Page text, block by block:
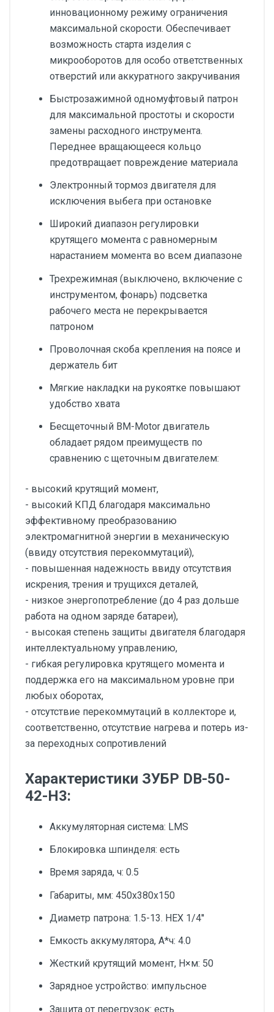
инновационному режиму ограничения
максимальной скорости. Обеспечивает
возможность старта изделия с
микрооборотов для особо ответственных
отверстий или аккуратного закручивания
Быстрозажимной одномуфтовый патрон
для максимальной простоты и скорости
замены расходного инструмента.
Переднее вращающееся кольцо
предотвращает повреждение материала
Электронный тормоз двигателя для
исключения выбега при остановке
Широкий диапазон регулировки
крутящего момента с равномерным
нарастанием момента во всем диапазоне
Трехрежимная (выключено, включение с
инструментом, фонарь) подсветка
рабочего места не перекрывается
патроном
Проволочная скоба крепления на поясе и
держатель бит
Мягкие накладки на рукоятке повышают
удобство хвата
Бесщеточный BM-Motor двигатель
обладает рядом преимуществ по
сравнению с щеточным двигателем:
- высокий крутящий момент,
- высокий КПД благодаря максимально
эффективному преобразованию
электромагнитной энергии в механическую
(ввиду отсутствия перекоммутаций),
- повышенная надежность ввиду отсутствия
искрения, трения и трущихся деталей,
- низкое энергопотребление (до 4 раз дольше
работа на одном заряде батареи),
- высокая степень защиты двигателя благодаря
интеллектуальному управлению,
- гибкая регулировка крутящего момента и
поддержка его на максимальном уровне при
любых оборотах,
- отсутствие перекоммутаций в коллекторе и,
соответственно, отсутствие нагрева и потерь из-
за переходных сопротивлений
Характеристики ЗУБР DB-50-
42-H3:
Аккумуляторная система: LMS
Блокировка шпинделя: есть
Время заряда, ч: 0.5
Габариты, мм: 450x380x150
Диаметр патрона: 1.5-13. НЕХ 1/4''
Емкость аккумулятора, А*ч: 4.0
Жесткий крутящий момент, Н×м: 50
Зарядное устройство: импульсное
Защита от перегрузок: есть